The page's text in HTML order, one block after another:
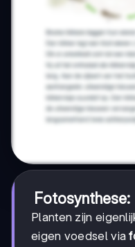
Fotosynthese:
Planten zijn
eigen voedsel via